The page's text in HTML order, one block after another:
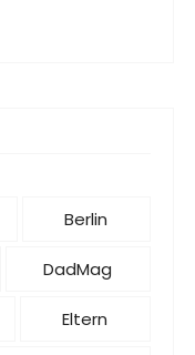
Berlin
DadMag
Eltern